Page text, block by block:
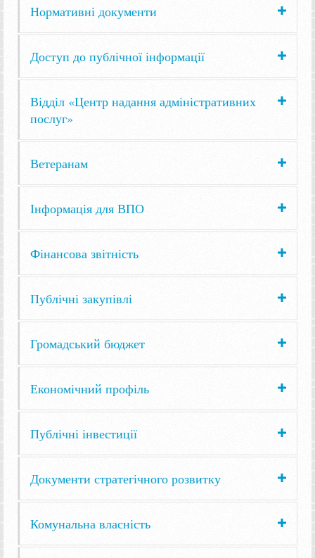
Нормативні документи
Доступ до публічної інформації
Відділ «Центр надання адміністративних
послуг»
Ветеранам
Інформація для ВПО
Фінансова звітність
Публічні закупівлі
Громадський бюджет
Економічний профіль
Публічні інвестиції
Документи стратегічного розвитку
Комунальна власність